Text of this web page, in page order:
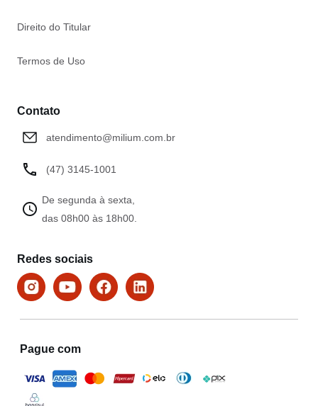
Direito do Titular
Termos de Uso
Contato
atendimento@milium.com.br
(47) 3145-1001
De segunda à sexta,
das 08h00 às 18h00.
Redes sociais
Pague com